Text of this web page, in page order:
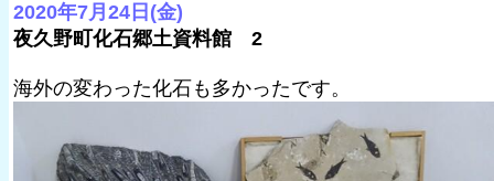
2020年7月24日(金)
夜久野町化石郷土資料館 2
海外の変わった化石も多かったです。